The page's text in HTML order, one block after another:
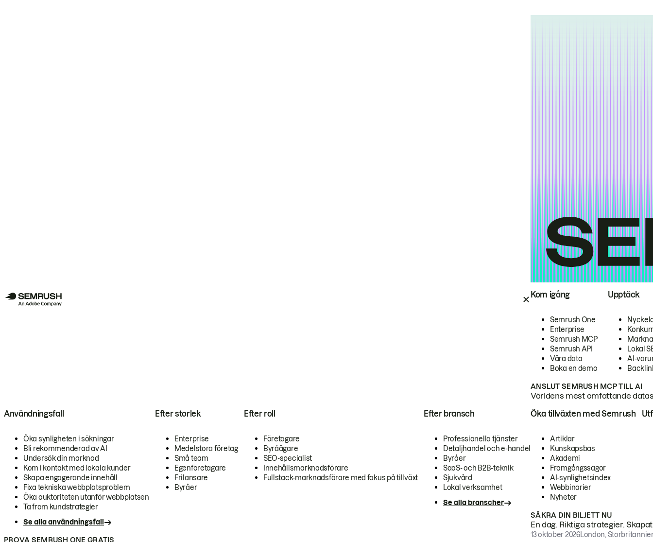
Kom igång
Semrush One
Enterprise
Semrush MCP
Semrush API
Våra data
Boka en demo
Upptäck
Lokal
AI-
ANSLUT SEMRUSH MCP TILL AI
Världens mest omfattande
Användningsfall
Öka synligheten i sökningar
Bli rekommenderad av AI
Undersök din marknad
Kom i kontakt med lokala kunder
Skapa engagerande innehåll
Fixa tekniska webbplatsproblem
Öka auktoriteten utanför webbplatsen
Ta fram kundstrategier
Se alla användningsfall
Efter storlek
Enterprise
Medelstora företag
Små team
Egenföretagare
Frilansare
Byråer
Efter roll
Företagare
Byråägare
SEO-specialist
Innehållsmarknadsförare
Fullstack-marknadsförare med fokus på tillväxt
Efter bransch
Professionella tjänster
Detaljhandel och e-handel
Byråer
SaaS- och B2B-teknik
Sjukvård
Lokal verksamhet
Se alla branscher
PROVA SEMRUSH ONE GRATIS
Öka tillväxten med Semrush
Artiklar
Kunskapsbas
Akademi
Framgångssagor
AI-synlighetsindex
Webbinarier
Nyheter
SÄKRA DIN BILJETT NU
En dag. Riktiga strategier.
13 oktober 2026London,